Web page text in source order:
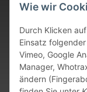
Wie wir
Durch Klicken
Einsatz
Vimeo, Google
Manager,
ändern
* Alle Preise inkl.